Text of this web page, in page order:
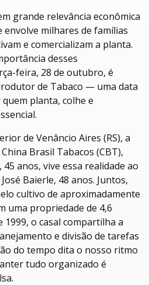
grande relevância econômica
envolve milhares de famílias
e comercializam a planta.
desses
feira, 28 de outubro, é
de Tabaco — uma data
planta, colhe e
de Venâncio Aires (RS), a
Brasil Tabacos (CBT),
anos, vive essa realidade ao
Baierle, 48 anos. Juntos,
cultivo de aproximadamente
uma propriedade de 4,6
1999, o casal compartilha a
e divisão de tarefas
do tempo dita o nosso ritmo
tudo organizado é